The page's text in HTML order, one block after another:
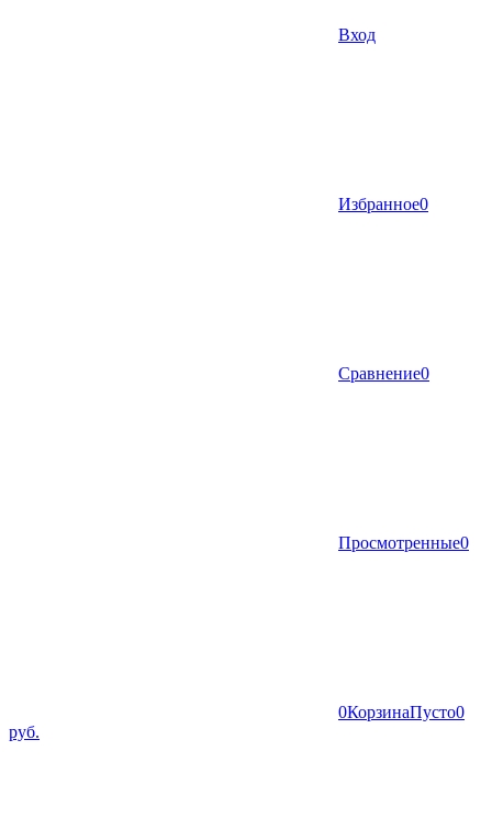
Вход
Избранное0
Сравнение0
Просмотренные0
0КорзинаПусто0
руб.